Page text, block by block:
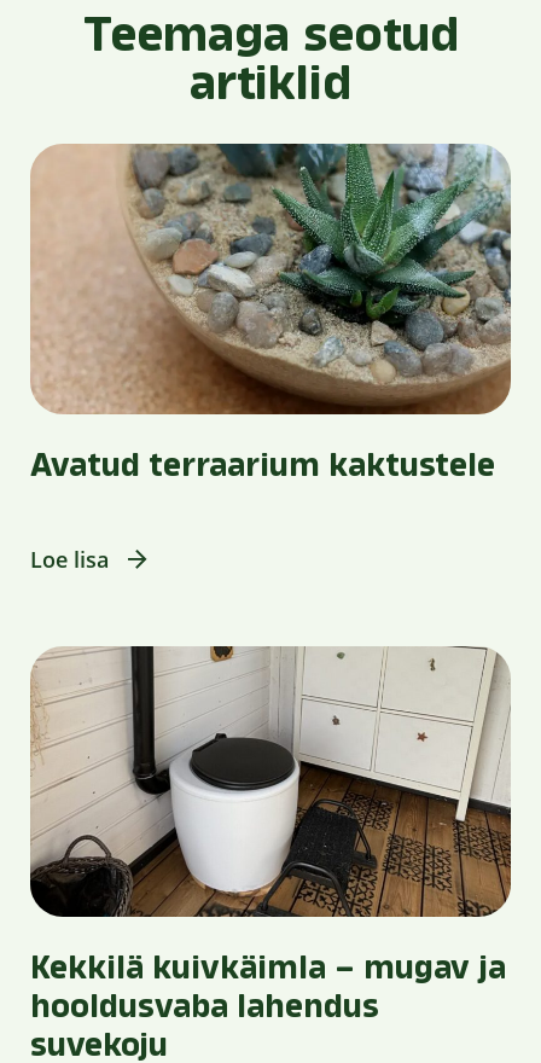
Teemaga seotud
artiklid
Avatud terraarium kaktustele
Loe lisa
Kekkilä kuivkäimla – mugav ja
hooldusvaba lahendus
suvekoju